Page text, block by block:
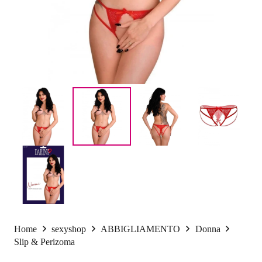
Home sexyshop ABBIGLIAMENTO
Donna
Slip & Perizoma